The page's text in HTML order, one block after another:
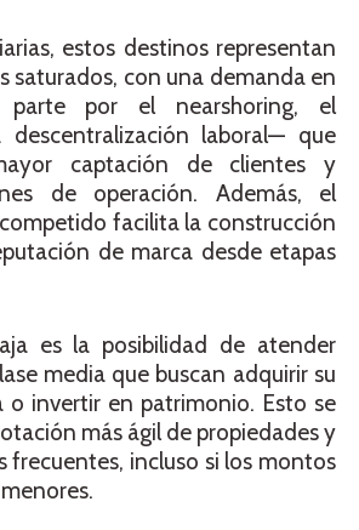
estos destinos representan
saturados, con una demanda en
por el nearshoring, el
laboral— que
captación de clientes y
de operación. Además, el
facilita la construcción
de marca desde etapas
es la posibilidad de atender
media que buscan adquirir su
o invertir en patrimonio. Esto se
más ágil de propiedades y
frecuentes, incluso si los montos